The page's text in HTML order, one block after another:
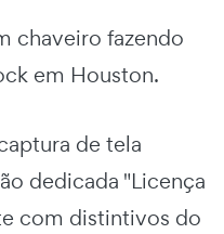
chaveiro fazendo
em Houston.
de tela
dedicada "Licença
com distintivos do